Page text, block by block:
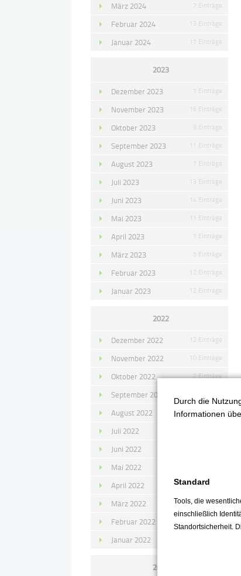
März 2024 7 Einträge
Februar 2024 13 Einträge
Januar 2024 17 Einträge
2023
Dezember 2023 7 Einträge
November 2023 16 Einträge
Oktober 2023 9 Einträge
September 2023 11 Einträge
August 2023 7 Einträge
Juli 2023 13 Einträge
Juni 2023 14 Einträge
Mai 2023 11 Einträge
April 2023 7 Einträge
März 2023 5 Einträge
Februar 2023 12 Einträge
Januar 2023 12 Einträge
2022
Dezember 2022 12 Einträge
November 2022 10 Einträge
Oktober 2022 7 Einträge
September 2022
August 2022 4 Einträge
Juli 2022
Juni 2022
Mai 2022
April 2022 8 Einträge
März 2022 15 Einträge
Februar 2022
Januar 2022
2021
Durch die
Informationen
Standard
Tools, die
einschließlich
Standortsicherheit.